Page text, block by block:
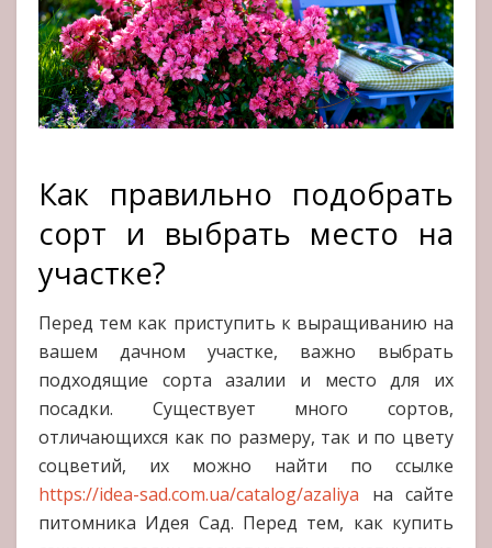
Как правильно подобрать
сорт и выбрать место на
участке?
Перед тем как приступить к выращиванию на
вашем дачном участке, важно выбрать
подходящие сорта азалии и место для их
посадки. Существует много сортов,
отличающихся как по размеру, так и по цвету
соцветий, их можно найти по ссылке
https://idea-sad.com.ua/catalog/azaliya на сайте
питомника Идея Сад. Перед тем, как купить